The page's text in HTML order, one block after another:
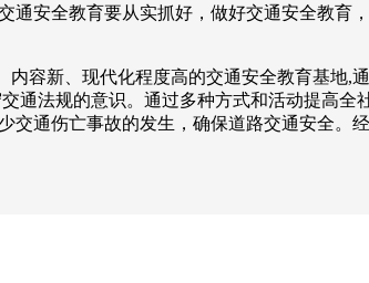
安全教育要从实抓好，做好交通安全教育
容新、现代化程度高的交通安全教育基地,
通法规的意识。通过多种方式和活动提高
通伤亡事故的发生，确保道路交通安全。